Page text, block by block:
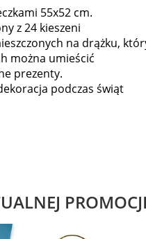
55x52 cm.
z 24 kieszeni
na drążku,
można umieścić
prezenty.
podczas świąt